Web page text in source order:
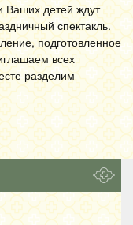
Ваших детей ждут
спектакль.
подготовленное
всех
разделим